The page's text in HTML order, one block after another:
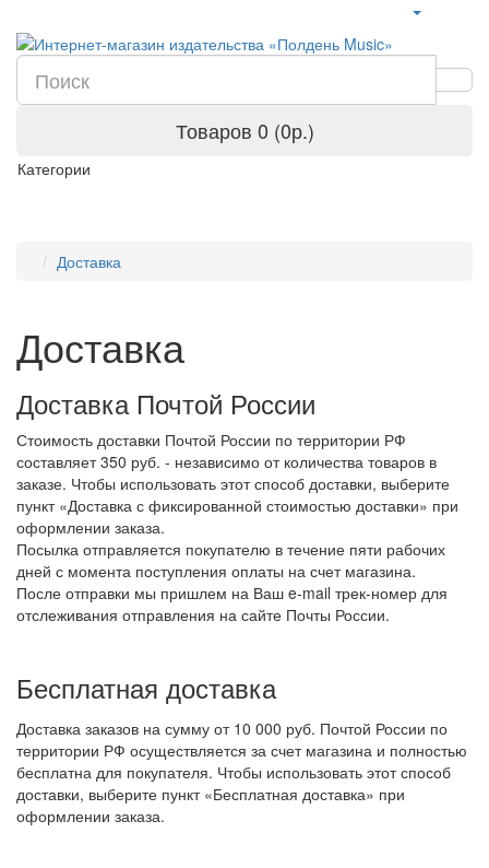
Товаров 0 (0р.)
Категории
Доставка
Доставка
Доставка Почтой России
Стоимость доставки Почтой России по территории РФ
составляет 350 руб. - независимо от количества товаров в
заказе. Чтобы использовать этот способ доставки, выберите
пункт «Доставка с фиксированной стоимостью доставки» при
оформлении заказа.
Посылка отправляется покупателю в течение пяти рабочих
дней с момента поступления оплаты на счет магазина.
После отправки мы пришлем на Ваш e-mail трек-номер для
отслеживания отправления на сайте Почты России.
Бесплатная доставка
Доставка заказов на сумму от 10 000 руб. Почтой России по
территории РФ осуществляется за счет магазина и полностью
бесплатна для покупателя. Чтобы использовать этот способ
доставки, выберите пункт «Бесплатная доставка» при
оформлении заказа.